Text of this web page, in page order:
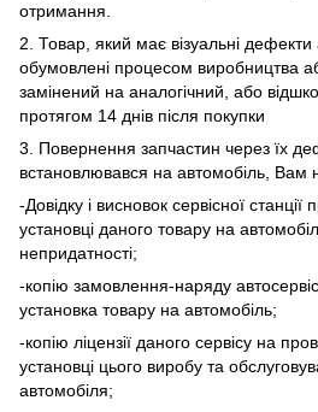
отримання.
2. Товар, який має візуальні дефекти
обумовлені процесом виробництва
замінений на аналогічний, або
протягом 14 днів після покупки
3. Повернення запчастин через їх
встановлювався на автомобіль, Вам
-Довідку і висновок сервісної
установці даного товару на
непридатності;
-копію замовлення-наряду
установка товару на автомобіль;
-копію ліцензії даного сервісу на
установці цього виробу та
автомобіля;